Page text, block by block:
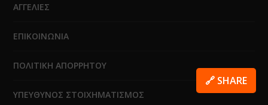
ΑΓΓΕΛΙΕΣ
ΕΠΙΚΟΙΝΩΝΙΑ
ΠΟΛΙΤΙΚΗ ΑΠΟΡΡΗΤΟΥ
ΥΠΕΥΘΥΝΟΣ ΣΤΟΙΧΗΜΑΤΙΣΜΟΣ
🔗 SHARE